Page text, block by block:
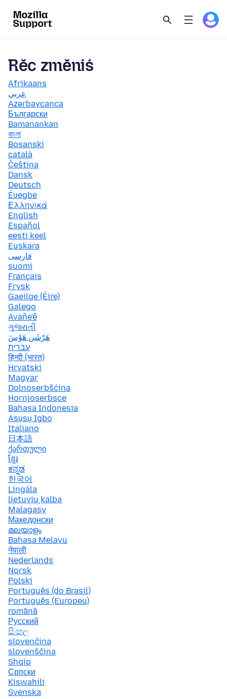
Rěc změniś
Afrikaans
عربي
Azərbaycanca
Български
Bamanankan
বাংলা
Bosanski
català
Čeština
Dansk
Deutsch
Èʋegbe
Ελληνικά
English
Español
eesti keel
Euskara
فارسی
suomi
Français
Frysk
Gaeilge (Éire)
Galego
Avañe'ẽ
ગુજરાતી
هَرْشَن هَوْسَ
עברית
हिन्दी (भारत)
Hrvatski
Magyar
Dolnoserbšćina
Hornjoserbsce
Bahasa Indonesia
Asụsụ Igbo
Italiano
日本語
ქართული
ខ្មែរ
ಕನ್ನಡ
한국어
Lingála
lietuvių kalba
Malagasy
Македонски
മലയാളം
Bahasa Melayu
नेपाली
Nederlands
Norsk
Polski
Português (do Brasil)
Português (Europeu)
română
Русский
සිංහල
slovenčina
slovenščina
Shqip
Српски
Kiswahili
Svenska